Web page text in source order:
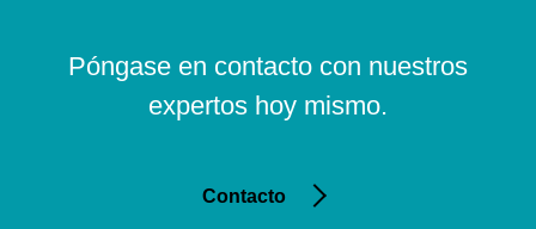
Póngase en contacto con nuestros
expertos hoy mismo.
Contacto